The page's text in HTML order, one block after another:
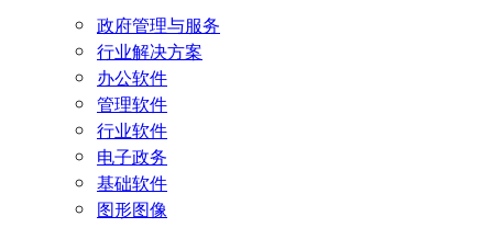
政府管理与服务
行业解决方案
办公软件
管理软件
行业软件
电子政务
基础软件
图形图像